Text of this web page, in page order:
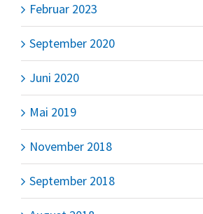
Februar 2023
September 2020
Juni 2020
Mai 2019
November 2018
September 2018